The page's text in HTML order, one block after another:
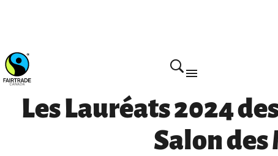
Les Lauréats 2024
Salon